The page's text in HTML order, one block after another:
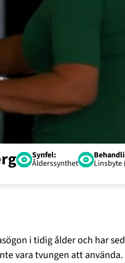
Synfel:
Ålderssynthet Linsbyte
i tidig ålder och har
vara tvungen att